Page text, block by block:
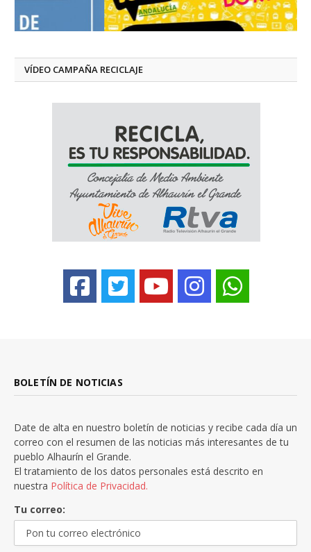
VÍDEO CAMPAÑA RECICLAJE
BOLETÍN DE NOTICIAS
Date de alta en nuestro boletín de noticias y recibe cada día un
correo con el resumen de las noticias más interesantes de tu
pueblo Alhaurín el Grande.
El tratamiento de los datos personales está descrito en
nuestra Política de Privacidad.
Tu correo: